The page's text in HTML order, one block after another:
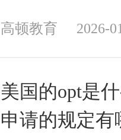
高顿教育 2026-
美国的opt是
申请的规定有